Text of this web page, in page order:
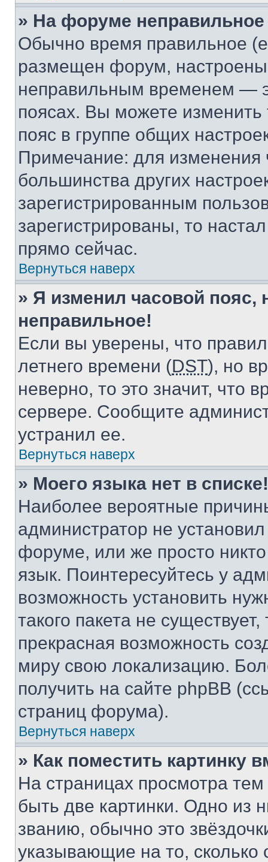
» На форуме
Обычно время правильное
размещен форум, настроены
неправильным временем —
поясах. Вы можете изменить
пояс в группе общих
Примечание: для изменения
большинства других
зарегистрированным
зарегистрированы, то
прямо сейчас.
Вернуться наверх
» Я изменил часовой пояс,
неправильное!
Если вы уверены, что
летнего времени (DST), но
неверно, то это значит, что
сервере. Сообщите
устранил ее.
Вернуться наверх
» Моего языка нет в списке!
Наиболее вероятные
администратор не
форуме, или же просто
язык. Поинтересуйтесь у
возможность установить
такого пакета не
прекрасная возможность
миру свою локализацию.
получить на сайте phpBB
страниц форума).
Вернуться наверх
» Как поместить картинку
На страницах просмотра
быть две картинки. Одно из
званию, обычно это
указывающие на то,